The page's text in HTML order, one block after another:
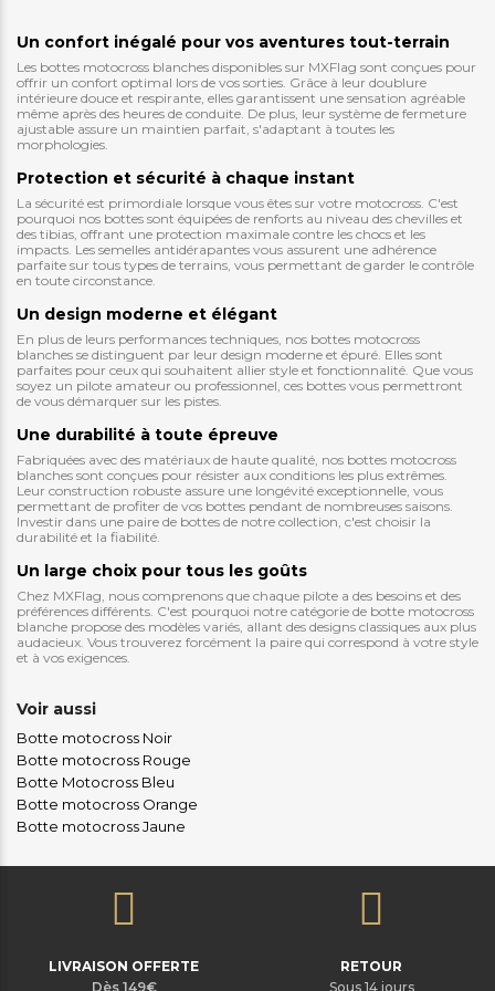
Un confort inégalé pour vos aventures tout-terrain
Les bottes motocross blanches disponibles sur MXFlag sont conçues pour
offrir un confort optimal lors de vos sorties. Grâce à leur doublure
intérieure douce et respirante, elles garantissent une sensation agréable
même après des heures de conduite. De plus, leur système de fermeture
ajustable assure un maintien parfait, s'adaptant à toutes les
morphologies.
Protection et sécurité à chaque instant
La sécurité est primordiale lorsque vous êtes sur votre motocross. C'est
pourquoi nos bottes sont équipées de renforts au niveau des chevilles et
des tibias, offrant une protection maximale contre les chocs et les
impacts. Les semelles antidérapantes vous assurent une adhérence
parfaite sur tous types de terrains, vous permettant de garder le contrôle
en toute circonstance.
Un design moderne et élégant
En plus de leurs performances techniques, nos bottes motocross
blanches se distinguent par leur design moderne et épuré. Elles sont
parfaites pour ceux qui souhaitent allier style et fonctionnalité. Que vous
soyez un pilote amateur ou professionnel, ces bottes vous permettront
de vous démarquer sur les pistes.
Une durabilité à toute épreuve
Fabriquées avec des matériaux de haute qualité, nos bottes motocross
blanches sont conçues pour résister aux conditions les plus extrêmes.
Leur construction robuste assure une longévité exceptionnelle, vous
permettant de profiter de vos bottes pendant de nombreuses saisons.
Investir dans une paire de bottes de notre collection, c'est choisir la
durabilité et la fiabilité.
Un large choix pour tous les goûts
Chez MXFlag, nous comprenons que chaque pilote a des besoins et des
préférences différents. C'est pourquoi notre catégorie de botte motocross
blanche propose des modèles variés, allant des designs classiques aux plus
audacieux. Vous trouverez forcément la paire qui correspond à votre style
et à vos exigences.
Voir aussi
Botte motocross Noir
Botte motocross Rouge
Botte Motocross Bleu
Botte motocross Orange
Botte motocross Jaune
LIVRAISON OFFERTE
Dès 149€
RETOUR
Sous 14 jours